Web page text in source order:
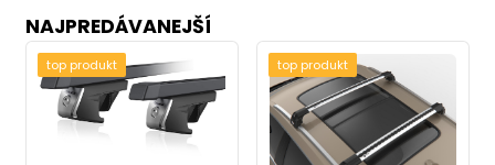
NAJPREDÁVANEJŠÍ
top produkt top produkt